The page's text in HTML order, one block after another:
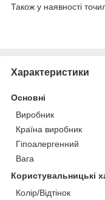
Також у наявності
Характеристики
Основні
Виробник
Країна виробник
Гіпоалергенний
Вага
Користувальницькі
Колір/Відтінок